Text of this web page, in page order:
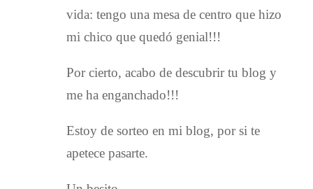
vida: tengo una mesa de centro que hizo
mi chico que quedó genial!!!
Por cierto, acabo de descubrir tu blog y
me ha enganchado!!!
Estoy de sorteo en mi blog, por si te
apetece pasarte.